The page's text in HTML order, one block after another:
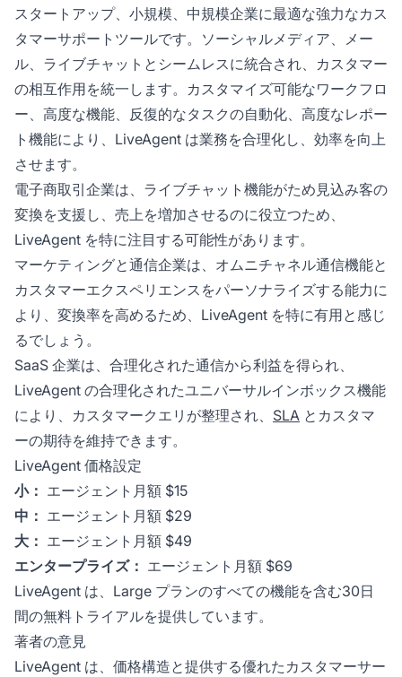
スタートアップ、小規模、中規模企業に最適な強力なカス
タマーサポートツールです。ソーシャルメディア、メー
ル、ライブチャットとシームレスに統合され、カスタマー
の相互作用を統一します。カスタマイズ可能なワークフロ
ー、高度な機能、反復的なタスクの自動化、高度なレポー
ト機能により、LiveAgent は業務を合理化し、効率を向上
させます。
電子商取引企業は、ライブチャット機能がため見込み客の
変換を支援し、売上を増加させるのに役立つため、
LiveAgent を特に注目する可能性があります。
マーケティングと通信企業は、オムニチャネル通信機能と
カスタマーエクスペリエンスをパーソナライズする能力に
より、変換率を高めるため、LiveAgent を特に有用と感じ
るでしょう。
SaaS 企業は、合理化された通信から利益を得られ、
LiveAgent の合理化されたユニバーサルインボックス機能
により、カスタマークエリが整理され、 SLA とカスタマ
ーの期待を維持できます。
LiveAgent 価格設定
小： エージェント月額 $15
中： エージェント月額 $29
大： エージェント月額 $49
エンタープライズ： エージェント月額 $69
LiveAgent は、Large プランのすべての機能を含む30日
間の無料トライアルを提供しています。
著者の意見
LiveAgent は、価格構造と提供する優れたカスタマーサー